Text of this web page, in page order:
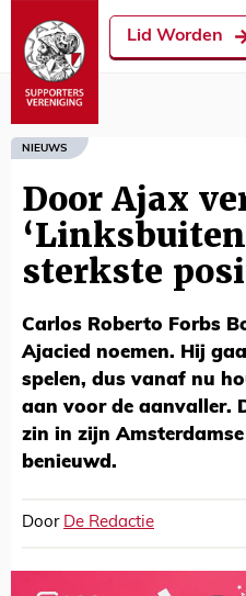
Lid Worden
NIEUWS
Door Ajax
sterkste
Carlos Roberto Forbs
Ajacied noemen. Hij
spelen, dus vanaf nu
aan voor de aanvaller.
zin in zijn
benieuwd.
Door De Redactie